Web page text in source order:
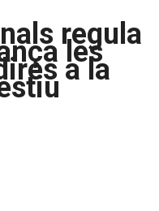
regula
les
a la